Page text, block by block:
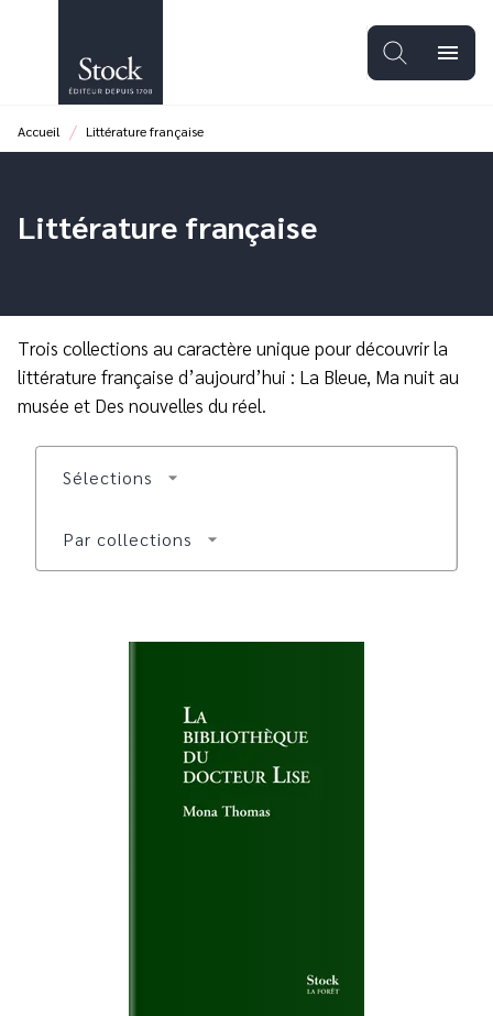
PIED DE PAGE
menu
Accueil / Littérature française
Littérature française
Trois collections au caractère unique pour découvrir la
littérature française d’aujourd’hui : La Bleue, Ma nuit au
musée et Des nouvelles du réel.
Sélections arrow_drop_down
Par collections arrow_drop_down